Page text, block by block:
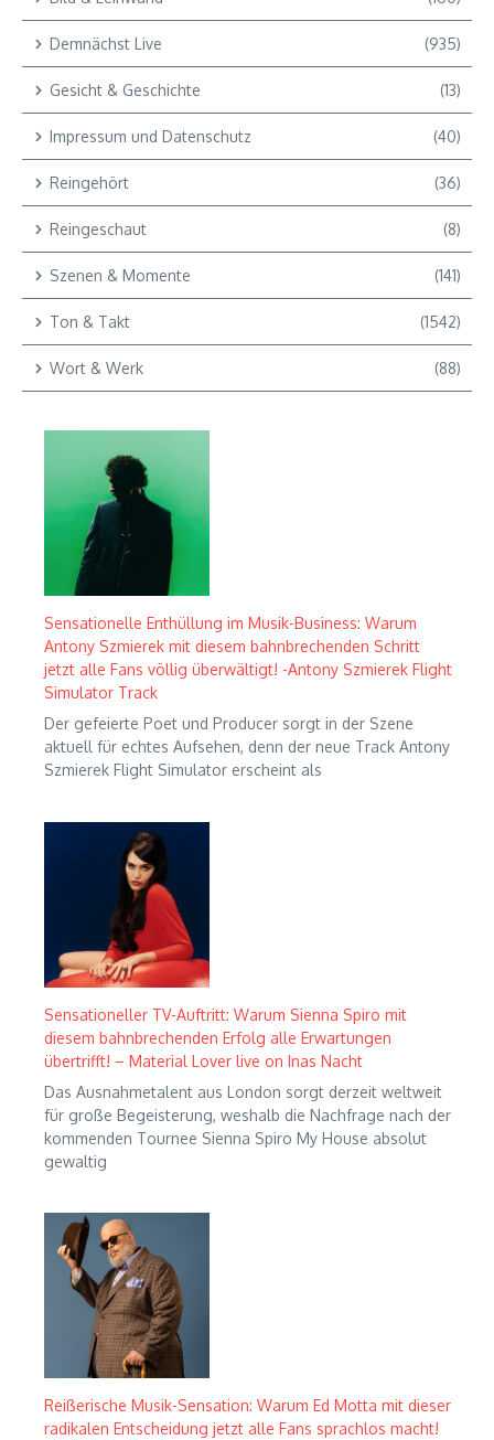
Demnächst Live (935)
Gesicht & Geschichte (13)
Impressum und Datenschutz (40)
Reingehört (36)
Reingeschaut (8)
Szenen & Momente (141)
Ton & Takt (1542)
Wort & Werk (88)
Sensationelle Enthüllung im Musik-Business: Warum
Antony Szmierek mit diesem bahnbrechenden Schritt
jetzt alle Fans völlig überwältigt! -Antony Szmierek Flight
Simulator Track
Der gefeierte Poet und Producer sorgt in der Szene
aktuell für echtes Aufsehen, denn der neue Track Antony
Szmierek Flight Simulator erscheint als
Sensationeller TV-Auftritt: Warum Sienna Spiro mit
diesem bahnbrechenden Erfolg alle Erwartungen
übertrifft! – Material Lover live on Inas Nacht
Das Ausnahmetalent aus London sorgt derzeit weltweit
für große Begeisterung, weshalb die Nachfrage nach der
kommenden Tournee Sienna Spiro My House absolut
gewaltig
Reißerische Musik-Sensation: Warum Ed Motta mit dieser
radikalen Entscheidung jetzt alle Fans sprachlos macht!